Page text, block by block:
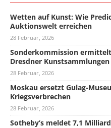
Wetten auf Kunst: Wie
Auktionswelt erreichen
28 Februar, 2026
Sonderkommission
Dresdner Kunstsammlungen
28 Februar, 2026
Moskau ersetzt Gulag-
Kriegsverbrechen
28 Februar, 2026
Sotheby’s meldet 7,1